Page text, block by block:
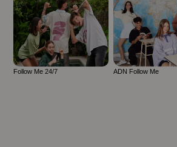
Follow Me 24/7 ADN Follow Me